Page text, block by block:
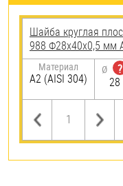
Шайба круглая
988 Ф28х40х0,5 мм
Материал
А2 (AISI 304)
Ø
?
28